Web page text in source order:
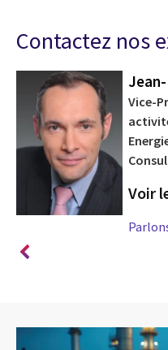
Contactez nos
Vice-
Voir